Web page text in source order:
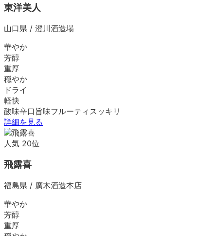
東洋美人
山口県 / 澄川酒造場
華やか
芳醇
重厚
穏やか
ドライ
軽快
酸味辛口 旨味フルーティ スッキリ
詳細を見る
人気 20位
飛露喜
福島県 / 廣木酒造本店
華やか
芳醇
重厚